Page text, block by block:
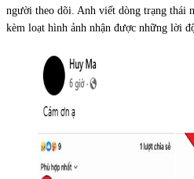
người theo dõi. Anh viết dòng trạng thái
kèm loạt hình ảnh nhận được những lời